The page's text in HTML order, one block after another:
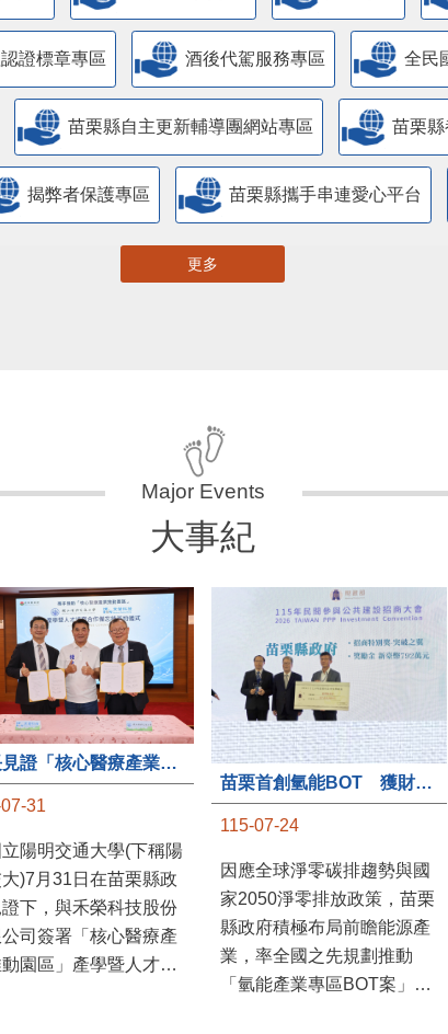
證標章專區 酒後代駕服務專區 全民
苗栗縣自主更新輔導團網站專區 苗栗
揭弊者保護專區 苗栗縣攜手串連愛心平台
更多
大事紀
31
陽明交通大學(下稱陽
)7月31日在苗栗縣政
證下，與禾榮科技股份
司簽署「核心醫療產
園區」產學暨人才培
苗栗首創氫能BOT 獲財政部「突破之翼」肯定
115-07-24
因應全球淨零碳排趨勢與國
家2050淨零排放政策，苗栗
縣政府積極布局前瞻能源產
業，率全國之先規劃推動
「氫能產業專區BOT案」，